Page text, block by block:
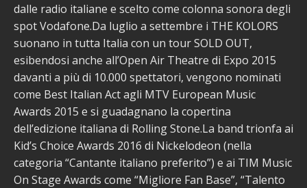
dalle radio italiane e scelto come colonna sonora degli
spot Vodafone.Da luglio a settembre i THE KOLORS
suonano in tutta Italia con un tour SOLD OUT,
esibendosi anche all’Open Air Theatre di Expo 2015
davanti a più di 10.000 spettatori, vengono nominati
come Best Italian Act agli MTV European Music
Awards 2015 e si guadagnano la copertina
dell’edizione italiana di Rolling Stone.La band trionfa ai
Kid’s Choice Awards 2016 di Nickelodeon (nella
categoria “Cantante italiano preferito”) e ai TIM Music
On Stage Awards come “Migliore Fan Base”, “Talento